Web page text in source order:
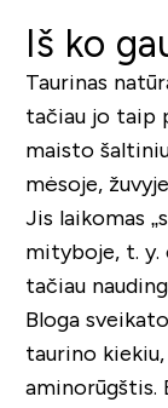
Iš ko
Taurinas
tačiau jo taip
maisto
mėsoje,
Jis laikomas
mityboje, t. y.
tačiau
Bloga
taurino
aminorūgštis.